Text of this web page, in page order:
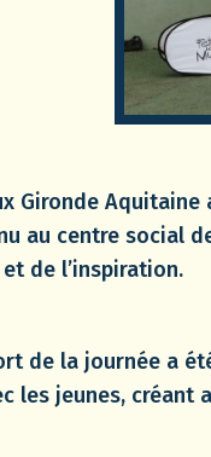
Gironde
au centre social
de l’inspiration.
de la journée a
les jeunes,